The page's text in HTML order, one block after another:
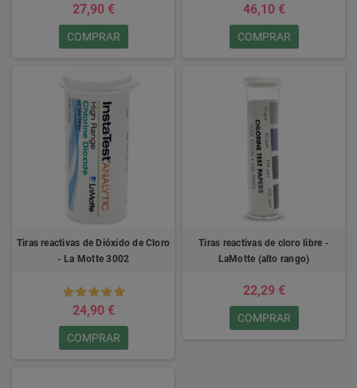
27,90 €
COMPRAR
46,10 €
COMPRAR
Tiras reactivas de Dióxido de Cloro
- La Motte 3002
24,90 €
COMPRAR
Tiras reactivas de cloro libre -
LaMotte (alto rango)
22,29 €
COMPRAR